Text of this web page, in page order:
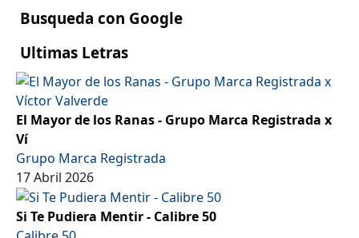
Busqueda con Google
Ultimas Letras
El Mayor de los Ranas - Grupo Marca Registrada x
Ví
Grupo Marca Registrada
17 Abril 2026
Si Te Pudiera Mentir - Calibre 50